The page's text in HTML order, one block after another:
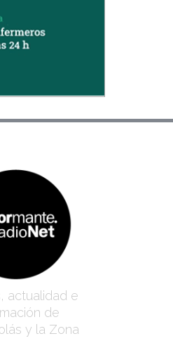
actualidad e
de
y la Zona